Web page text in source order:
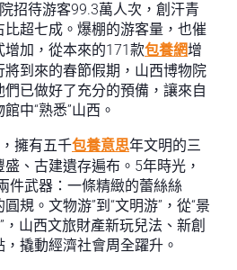
招待游客99.3萬人次，創汗青
超七成。爆棚的游客量，也催
加，從本來的171款包養網增
將到來的春節假期，山西博物院
已做好了充分的預備，讓來自
中“熟悉”山西。
擁有五千包養意思年文明的三
、古建遺存遍布。5年時光，
件武器：一條精緻的蕾絲絲
規。文物游”到“文明游”，從“景
，山西文旅財產新玩兒法、新創
撬動經濟社會周全躍升。